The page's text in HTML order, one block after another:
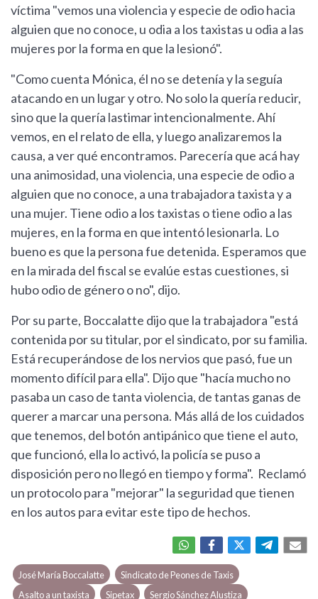
víctima "vemos una violencia y especie de odio hacia
alguien que no conoce, u odia a los taxistas u odia a las
mujeres por la forma en que la lesionó".
"Como cuenta Mónica, él no se detenía y la seguía
atacando en un lugar y otro. No solo la quería reducir,
sino que la quería lastimar intencionalmente. Ahí
vemos, en el relato de ella, y luego analizaremos la
causa, a ver qué encontramos. Parecería que acá hay
una animosidad, una violencia, una especie de odio a
alguien que no conoce, a una trabajadora taxista y a
una mujer. Tiene odio a los taxistas o tiene odio a las
mujeres, en la forma en que intentó lesionarla. Lo
bueno es que la persona fue detenida. Esperamos que
en la mirada del fiscal se evalúe estas cuestiones, si
hubo odio de género o no", dijo.
Por su parte, Boccalatte dijo que la trabajadora "está
contenida por su titular, por el sindicato, por su familia.
Está recuperándose de los nervios que pasó, fue un
momento difícil para ella". Dijo que "hacía mucho no
pasaba un caso de tanta violencia, de tantas ganas de
querer a marcar una persona. Más allá de los cuidados
que tenemos, del botón antipánico que tiene el auto,
que funcionó, ella lo activó, la policía se puso a
disposición pero no llegó en tiempo y forma". Reclamó
un protocolo para "mejorar" la seguridad que tienen
en los autos para evitar este tipo de hechos.
José María Boccalatte
Sindicato de Peones de Taxis
Asalto a un taxista
Sipetax Sergio Sánchez Alustiza